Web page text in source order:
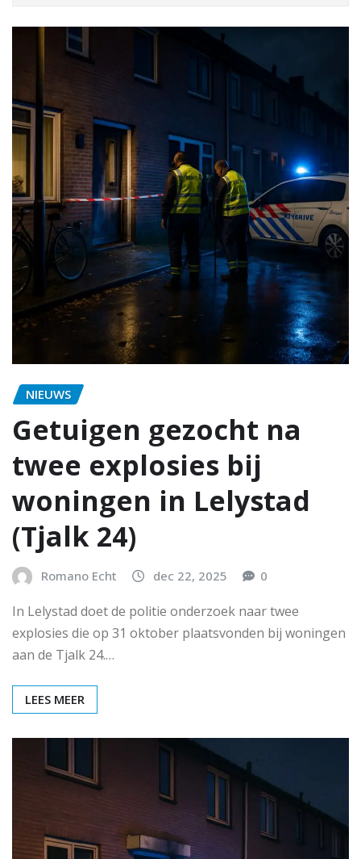
NIEUWS
Getuigen gezocht na
twee explosies bij
woningen in Lelystad
(Tjalk 24)
Romano Echt dec 22, 2025 0
In Lelystad doet de politie onderzoek naar twee
explosies die op 31 oktober plaatsvonden bij woningen
aan de Tjalk 24.…
LEES MEER